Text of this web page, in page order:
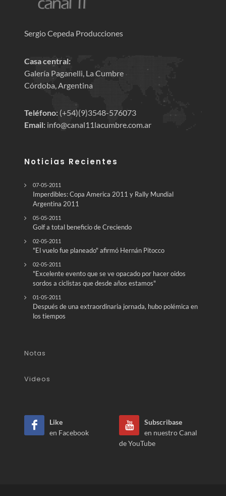
Sergio Cepeda Producciones
Casa central:
Galería Paganelli, La Cumbre
Córdoba, Argentina
Teléfono: (+54)(9)3548-576073
Email: info@canal11lacumbre.com.ar
Noticias Recientes
07-05-2011
Imperdibles: Copa America 2011 y Rally Mundial
Argentina 2011
05-05-2011
Golf a total beneficio de Creciendo
02-05-2011
"El vuelo fue planeado" afirmó Hernán Pitocco
02-05-2011
"Excelente evento que se ve opacado por hacer oidos
sordos a ciclistas que desde años estamos"
01-05-2011
Después de una extraordinaria jornada, hubo polémica en
los tiempos
Notas
Videos
Like
en Facebook
Subscribase
en nuestro Canal
de YouTube